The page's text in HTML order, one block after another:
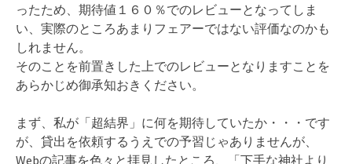
ったため、期待値１６０％でのレビューとなってしま
い、実際のところあまりフェアーではない評価なのかも
しれません。
そのことを前置きした上でのレビューとなりますことを
あらかじめ御承知おきください。
まず、私が「超結界」に何を期待していたか・・・です
が、貸出を依頼するうえでの予習じゃありませんが、
Webの記事を色々と拝見したところ、「下手な神社より